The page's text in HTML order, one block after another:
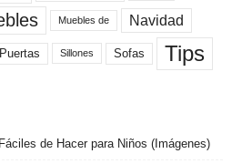
Muebles de Navidad
Puertas Sillones Sofas Tips
de Hacer para Niños (Imágenes)